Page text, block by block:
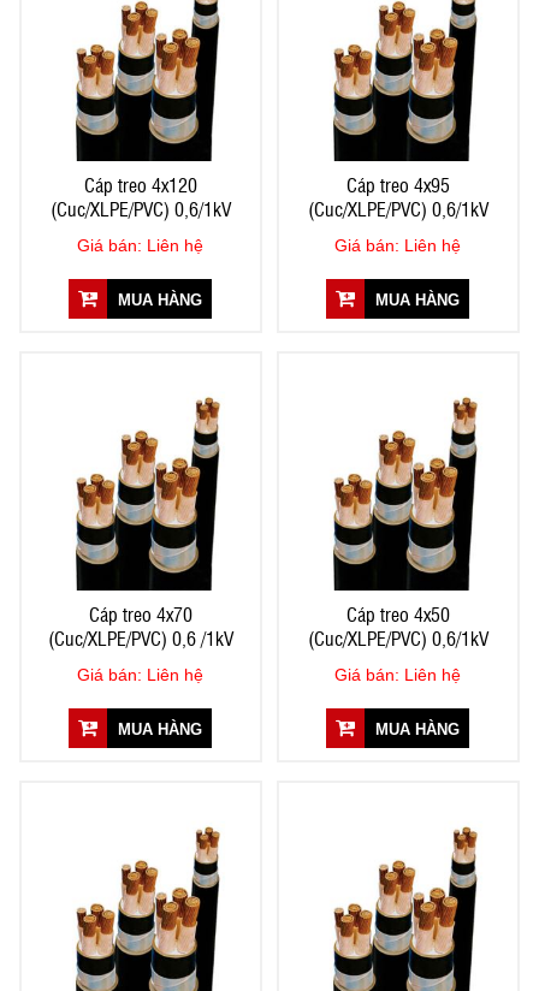
Cáp treo 4x120
(Cuc/XLPE/PVC) 0,6/1kV
Giá bán: Liên hệ
MUA HÀNG
Cáp treo 4x95
(Cuc/XLPE/PVC) 0,6/1kV
Giá bán: Liên hệ
MUA HÀNG
Cáp treo 4x70
(Cuc/XLPE/PVC) 0,6 /1kV
Giá bán: Liên hệ
MUA HÀNG
Cáp treo 4x50
(Cuc/XLPE/PVC) 0,6/1kV
Giá bán: Liên hệ
MUA HÀNG